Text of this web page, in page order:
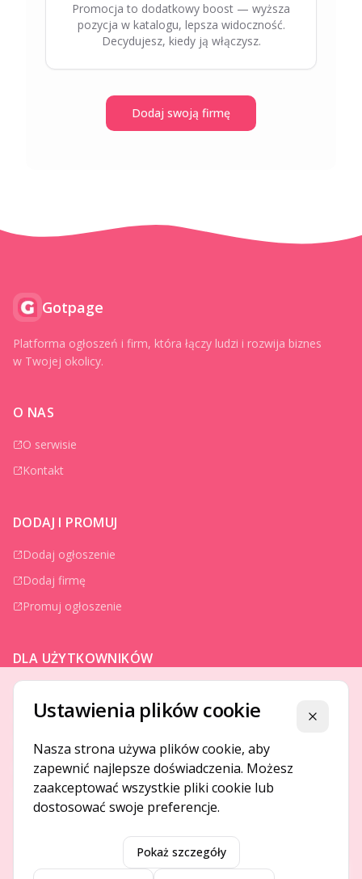
Promocja to dodatkowy boost — wyższa
pozycja w katalogu, lepsza widoczność.
Decydujesz, kiedy ją włączysz.
Dodaj swoją firmę
Gotpage
Platforma ogłoszeń i firm, która łączy ludzi i rozwija biznes
w Twojej okolicy.
O NAS
O serwisie
Kontakt
DODAJ I PROMUJ
Dodaj ogłoszenie
Dodaj firmę
Promuj ogłoszenie
DLA UŻYTKOWNIKÓW
Jak to działa
Bezpieczeństwo
Usługi premium
Regulamin
Gotpage. Wszelkie prawa zastrzeżone.
Ustawienia plików cookie Zamknij
Nasza strona używa plików cookie, aby
zapewnić najlepsze doświadczenia. Możesz
zaakceptować wszystkie pliki cookie lub
dostosować swoje preferencje.
Pokaż szczegóły